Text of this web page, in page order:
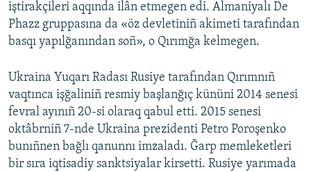
iştirakçileri aqqında ilân etmegen edi. Almaniyalı De
Phazz gruppasına da «öz devletiniñ akimeti tarafından
basqı yapılğanından soñ», o Qırımğa kelmegen.
Ukraina Yuqarı Radası Rusiye tarafından Qırımnıñ
vaqtınca işğaliniñ resmiy başlanğıç kününi 2014 senesi
fevral ayınıñ 20-si olaraq qabul etti. 2015 senesi
oktâbrniñ 7-nde Ukraina prezidenti Petro Poroşenko
bunıñnen bağlı qanunnı imzaladı. Ğarp memleketleri
bir sıra iqtisadiy sanktsiyalar kirsetti. Rusiye yarımada